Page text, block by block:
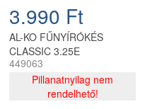
3.990 Ft
AL-KO FŰNYÍRÓKÉS
CLASSIC 3.25E
449063
Pillanatnyilag nem
rendelhető!